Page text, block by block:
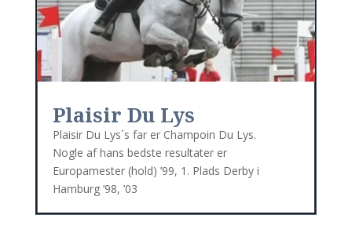
Plaisir Du Lys
Plaisir Du Lys´s far er Champoin Du Lys.
Nogle af hans bedste resultater er
Europamester (hold) ’99, 1. Plads Derby i
Hamburg ’98, ’03